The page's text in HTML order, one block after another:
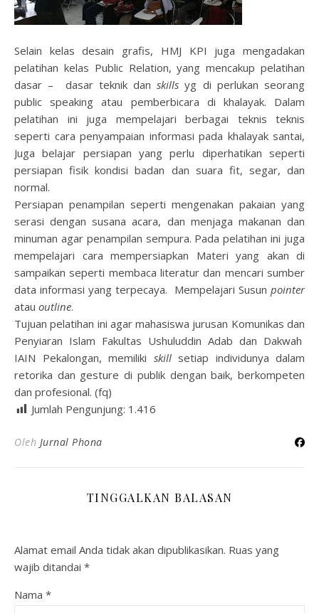
Selain kelas desain grafis, HMJ KPI juga mengadakan
pelatihan kelas Public Relation, yang mencakup pelatihan
dasar – dasar teknik danskills yg di perlukan seorang
public speaking atau pemberbicara di khalayak. Dalam
pelatihan ini juga mempelajari berbagai teknis teknis
seperti cara penyampaian informasi pada khalayak santai,
Juga belajar persiapan yang perlu diperhatikan seperti
persiapan fisik kondisi badan dan suara fit, segar, dan
normal.
Persiapan penampilan seperti mengenakan pakaian yang
serasi dengan susana acara, dan menjaga makanan dan
minuman agar penampilan sempura. Pada pelatihan ini juga
mempelajari cara mempersiapkan Materi yang akan di
sampaikan seperti membaca literatur dan mencari sumber
data informasi yang terpecaya. Mempelajari Susun pointer
atau outline.
Tujuan pelatihan ini agar mahasiswa jurusan Komunikas dan
Penyiaran Islam Fakultas Ushuluddin Adab dan Dakwah
IAIN Pekalongan, memiliki skillsetiap individunya dalam
retorika dan gesture di publik dengan baik, berkompeten
dan profesional. (fq)
Jumlah Pengunjung: 1.416
Oleh Jurnal Phona
TINGGALKAN BALASAN
Alamat email Anda tidak akan dipublikasikan. Ruas yang
wajib ditandai *
Nama *